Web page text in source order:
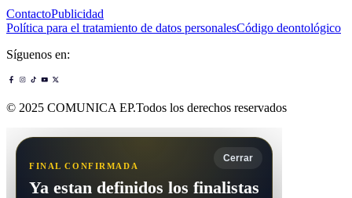
ContactoPublicidad
Política para el tratamiento de datos personalesCódigo deontológico
Síguenos en:
© 2025 COMUNICA EP.Todos los derechos reservados
Cerrar
FINAL CONFIRMADA
Ya estan definidos los finalistas